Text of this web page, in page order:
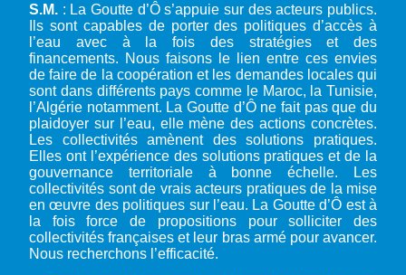
S.M. : La Goutte d’Ô s’appuie sur des acteurs publics.
Ils sont capables de porter des politiques d’accès à
l’eau avec à la fois des stratégies et des
financements. Nous faisons le lien entre ces envies
de faire de la coopération et les demandes locales qui
sont dans différents pays comme le Maroc, la Tunisie,
l’Algérie notamment. La Goutte d’Ô ne fait pas que du
plaidoyer sur l’eau, elle mène des actions concrètes.
Les collectivités amènent des solutions pratiques.
Elles ont l’expérience des solutions pratiques et de la
gouvernance territoriale à bonne échelle. Les
collectivités sont de vrais acteurs pratiques de la mise
en œuvre des politiques sur l’eau. La Goutte d’Ô est à
la fois force de propositions pour solliciter des
collectivités françaises et leur bras armé pour avancer.
Nous recherchons l’efficacité.